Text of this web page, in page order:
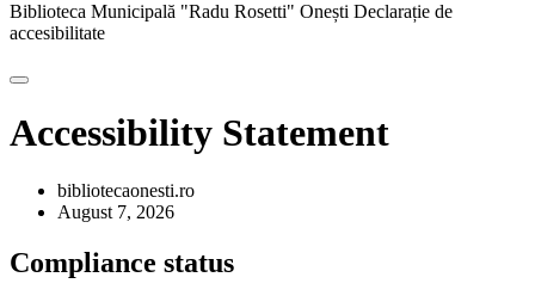
Biblioteca Municipală "Radu Rosetti" Onești Declarație de
accesibilitate
Accessibility Statement
bibliotecaonesti.ro
August 7, 2026
Compliance status